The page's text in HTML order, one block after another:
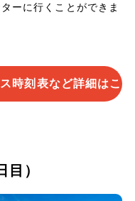
ーに行くことができま
時刻表など詳細はこ
）